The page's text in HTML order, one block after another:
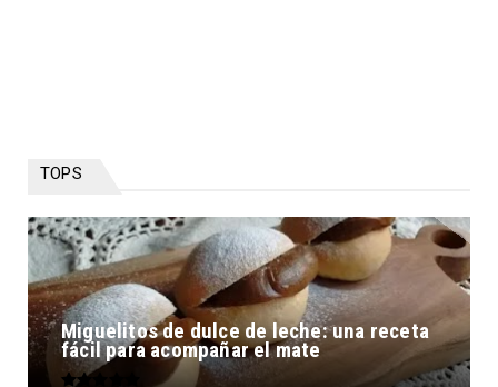
TOPS
Miguelitos de dulce de leche: una receta
fácil para acompañar el mate